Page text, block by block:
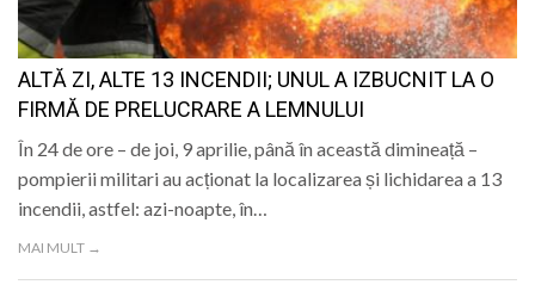
ALTĂ ZI, ALTE 13 INCENDII; UNUL A IZBUCNIT LA O
FIRMĂ DE PRELUCRARE A LEMNULUI
În 24 de ore – de joi, 9 aprilie, până în această dimineață –
pompierii militari au acționat la localizarea și lichidarea a 13
incendii, astfel: azi-noapte, în…
MAI MULT →